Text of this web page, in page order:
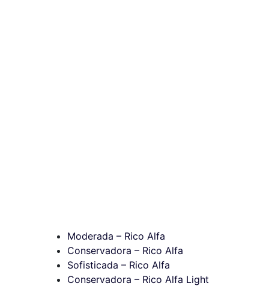
Moderada – Rico Alfa
Conservadora – Rico Alfa
Sofisticada – Rico Alfa
Conservadora – Rico Alfa Light